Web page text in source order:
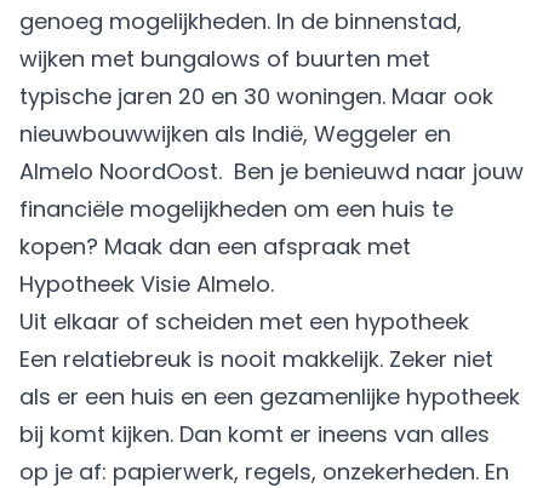
genoeg mogelijkheden. In de binnenstad,
wijken met bungalows of buurten met
typische jaren 20 en 30 woningen. Maar ook
nieuwbouwwijken als Indië, Weggeler en
Almelo NoordOost. Ben je benieuwd naar jouw
financiële mogelijkheden om een huis te
kopen? Maak dan een afspraak met
Hypotheek Visie Almelo.
Uit elkaar of scheiden met een hypotheek
Een relatiebreuk is nooit makkelijk. Zeker niet
als er een huis en een gezamenlijke hypotheek
bij komt kijken. Dan komt er ineens van alles
op je af: papierwerk, regels, onzekerheden. En